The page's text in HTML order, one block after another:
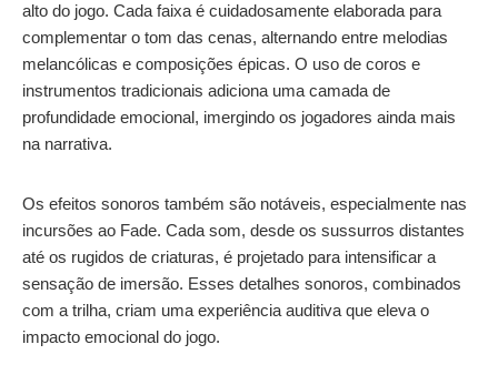
alto do jogo. Cada faixa é cuidadosamente elaborada para
complementar o tom das cenas, alternando entre melodias
melancólicas e composições épicas. O uso de coros e
instrumentos tradicionais adiciona uma camada de
profundidade emocional, imergindo os jogadores ainda mais
na narrativa.
Os efeitos sonoros também são notáveis, especialmente nas
incursões ao Fade. Cada som, desde os sussurros distantes
até os rugidos de criaturas, é projetado para intensificar a
sensação de imersão. Esses detalhes sonoros, combinados
com a trilha, criam uma experiência auditiva que eleva o
impacto emocional do jogo.